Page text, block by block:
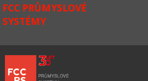
FCC PRŮMYSLOVÉ
SYSTÉMY